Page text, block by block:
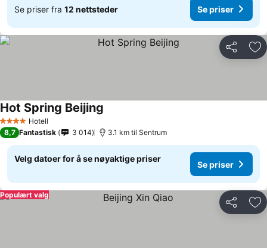
Se priser fra 12 nettsteder Se priser
Del
4 StjernerHotell
Hot Spring Beijing
8,7 Fantastisk 3 014 3.1 km til Sentrum
Velg datoer for å se nøyaktige priser
Se priser
Del
Populært valg